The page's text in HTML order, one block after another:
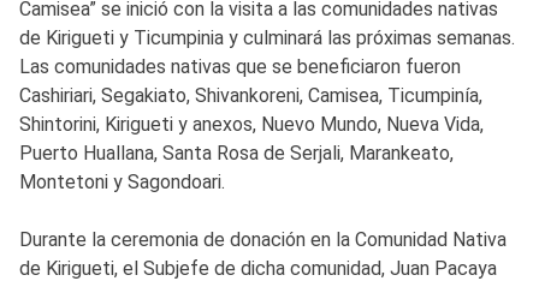
Camisea” se inició con la visita a las comunidades nativas
de Kirigueti y Ticumpinia y culminará las próximas semanas.
Las comunidades nativas que se beneficiaron fueron
Cashiriari, Segakiato, Shivankoreni, Camisea, Ticumpinía,
Shintorini, Kirigueti y anexos, Nuevo Mundo, Nueva Vida,
Puerto Huallana, Santa Rosa de Serjali, Marankeato,
Montetoni y Sagondoari.
Durante la ceremonia de donación en la Comunidad Nativa
de Kirigueti, el Subjefe de dicha comunidad, Juan Pacaya